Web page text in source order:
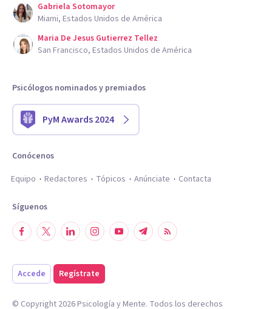
Gabriela Sotomayor
Miami, Estados Unidos de América
Maria De Jesus Gutierrez Tellez
San Francisco, Estados Unidos de América
Psicólogos nominados y premiados
PyM Awards 2024
Conócenos
Equipo
Redactores Tópicos Anúnciate Contacta
Síguenos
Accede Regístrate
© Copyright 2026Psicología y Mente. Todos los derechos